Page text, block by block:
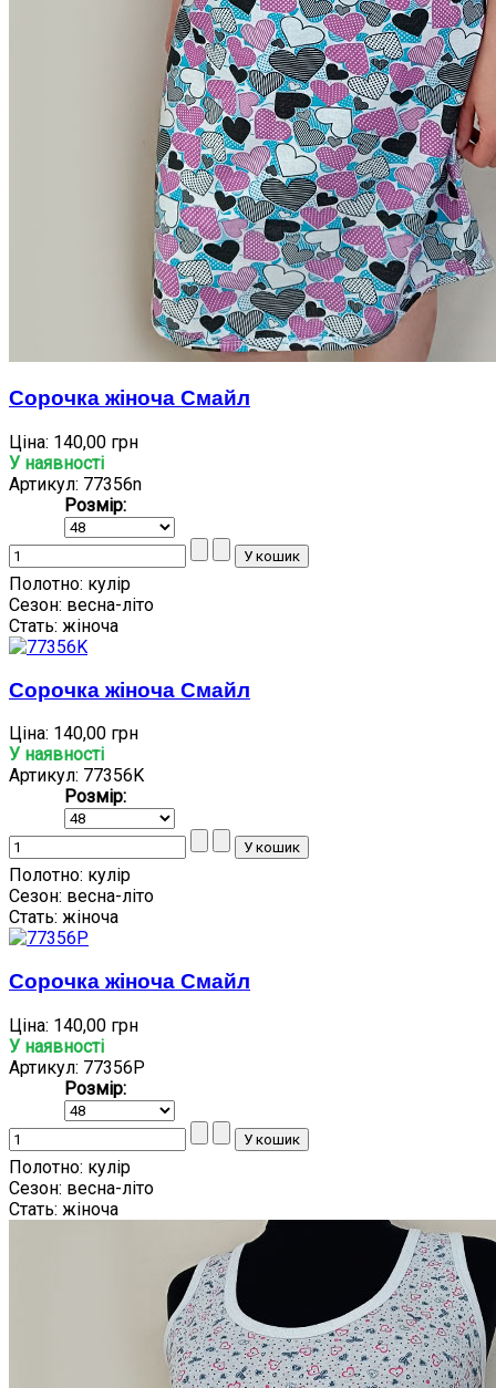
Сорочка жіноча Смайл
Ціна: 140,00 грн
У наявності
Артикул: 77356n
Розмір:
Полотно: кулір
Сезон: весна-літо
Стать: жіноча
Сорочка жіноча Смайл
Ціна: 140,00 грн
У наявності
Артикул: 77356K
Розмір:
Полотно: кулір
Сезон: весна-літо
Стать: жіноча
Сорочка жіноча Смайл
Ціна: 140,00 грн
У наявності
Артикул: 77356P
Розмір:
Полотно: кулір
Сезон: весна-літо
Стать: жіноча